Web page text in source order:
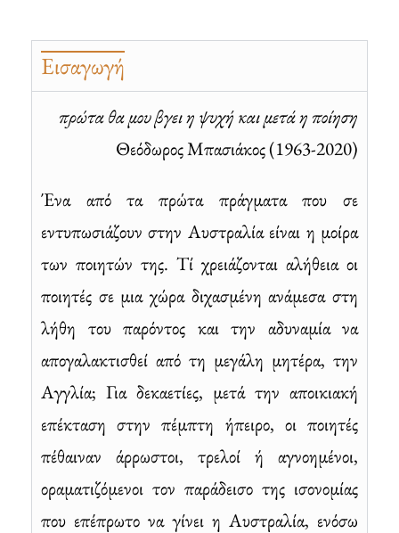
Εισαγωγή
πρώτα θα μου βγει η ψυχή και μετά η ποίηση
Θεόδωρος Μπασιάκος (1963-2020)
Ένα από τα πρώτα πράγματα που σε
εντυπωσιάζουν στην Αυστραλία είναι η μοίρα
των ποιητών της. Τί χρειάζονται αλήθεια οι
ποιητές σε μια χώρα διχασμένη ανάμεσα στη
λήθη του παρόντος και την αδυναμία να
απογαλακτισθεί από τη μεγάλη μητέρα, την
Aγγλία; Για δεκαετίες, μετά την αποικιακή
επέκταση στην πέμπτη ήπειρο, οι ποιητές
πέθαιναν άρρωστοι, τρελοί ή αγνοημένοι,
οραματιζόμενοι τον παράδεισο της ισονομίας
που επέπρωτο να γίνει η Αυστραλία, ενόσω